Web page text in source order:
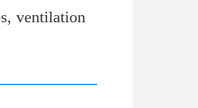
ventilation